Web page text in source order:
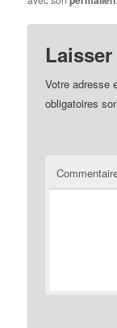
Votre adresse
obligatoires